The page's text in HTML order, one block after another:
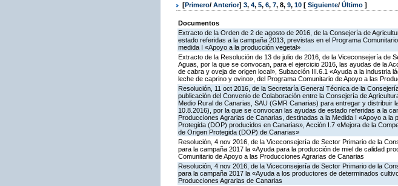
[Primero/ Anterior] 3, 4, 5, 6, 7, 8, 9, 10 [ Siguiente/ Último ]
Documentos
Extracto de la Orden de 2 de agosto de 2016, de la Consejería de
estado referidas a la campaña 2013, previstas en el Programa
medida I «Apoyo a la producción vegetal»
Extracto de la Resolución de 13 de julio de 2016, de la Viceconsejería de
Aguas, por la que se convocan, para el ejercicio 2016, las ayudas de la
de cabra y oveja de origen local», Subacción III.6.1 «Ayuda a la
leche de caprino y ovino», del Programa Comunitario de Apoyo a las
Resolución, 11 oct 2016, de la Secretaría General Técnica de la
publicación del Convenio de Colaboración entre la Consejería de
Medio Rural de Canarias, SAU (GMR Canarias) para entregar y
10.8.2016), por la que se convocan las ayudas de estado referidas a la
Producciones Agrarias de Canarias, destinadas a la Medida I «Apoyo a
Protegida (DOP) producidos en Canarias», Acción I.7 «Mejora de la
de Origen Protegida (DOP) de Canarias»
Resolución, 4 nov 2016, de la Viceconsejería de Sector Primario de la
para la campaña 2017 la «Ayuda para la producción de miel de calidad
Comunitario de Apoyo a las Producciones Agrarias de Canarias
Resolución, 4 nov 2016, de la Viceconsejería de Sector Primario de la
para la campaña 2017 la «Ayuda a los productores de determinados
Producciones Agrarias de Canarias